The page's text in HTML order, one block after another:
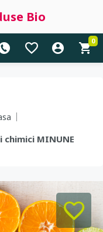
Bio
0
MINUNE